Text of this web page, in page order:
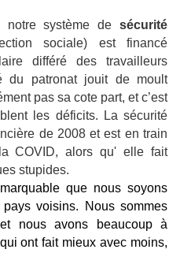
notre système de sécurité
sociale) est financé
différé des travailleurs
du patronat jouit de moult
pas sa cote part, et c’est
les déficits. La sécurité
de 2008 et est en train
COVID, alors qu' elle fait
stupides.
que nous soyons
voisins. Nous sommes
nous avons beaucoup à
ont fait mieux avec moins,